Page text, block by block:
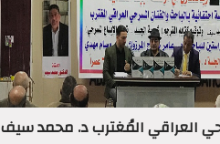
العراقي المُغترب د. محمد سيف